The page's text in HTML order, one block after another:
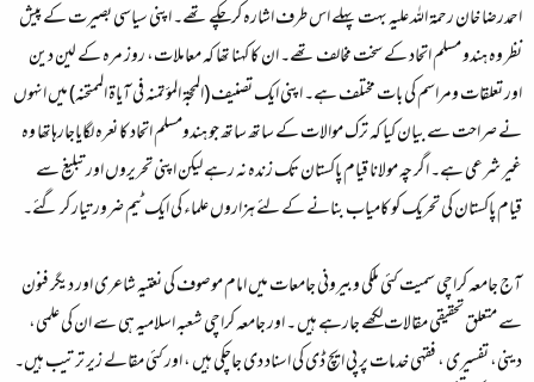
احمدرضا خان رحمۃ اللہ علیہ بہت پہلے اس طرف اشارہ کرچکے تھے۔ اپنی سیاسی بصیرت کے پیش
نظر وہ ہندو مسلم اتحاد کے سخت مخالف تھے۔ ان کا کہنا تھا کہ معاملات، روز مرہ کے لین دین
اور تعلقات ومراسم کی بات مختلف ہے۔ اپنی ایک تصنیف (المحجۃ المؤتمنہ فی آیاۃ الممتحنہ) میں انہوں
نے صراحت سے بیان کیا کہ ترک موالات کے ساتھ ساتھ جو ہندومسلم اتحاد کا نعرہ لگایاجارہاتھا وہ
غیر شرعی ہے۔ اگر چہ مولانا قیام پاکستان تک زندہ نہ رہے لیکن اپنی تحریروں اور تبلیغ سے
قیام پاکستان کی تحریک کو کامیاب بنانے کے لئے ہزاروں علماء کی ایک ٹیم ضرور تیار کر گئے۔
آج جامعہ کراچی سمیت کئی ملکی وبیرونی جامعات میں امام موصوف کی نعتیہ شاعری اور دیگر فنون
سے متعلق تحقیقی مقالات لکھے جارہے ہیں ۔ اور جامعہ کراچی شعبہ اسلامیہ ہی سے ان کی علمی،
دینی، تفسیری ، فقہی خدمات پر پی ایچ ڈی کی اسناد دی جاچکی ہیں ، اور کئی مقالے زیر ترتیب ہیں۔